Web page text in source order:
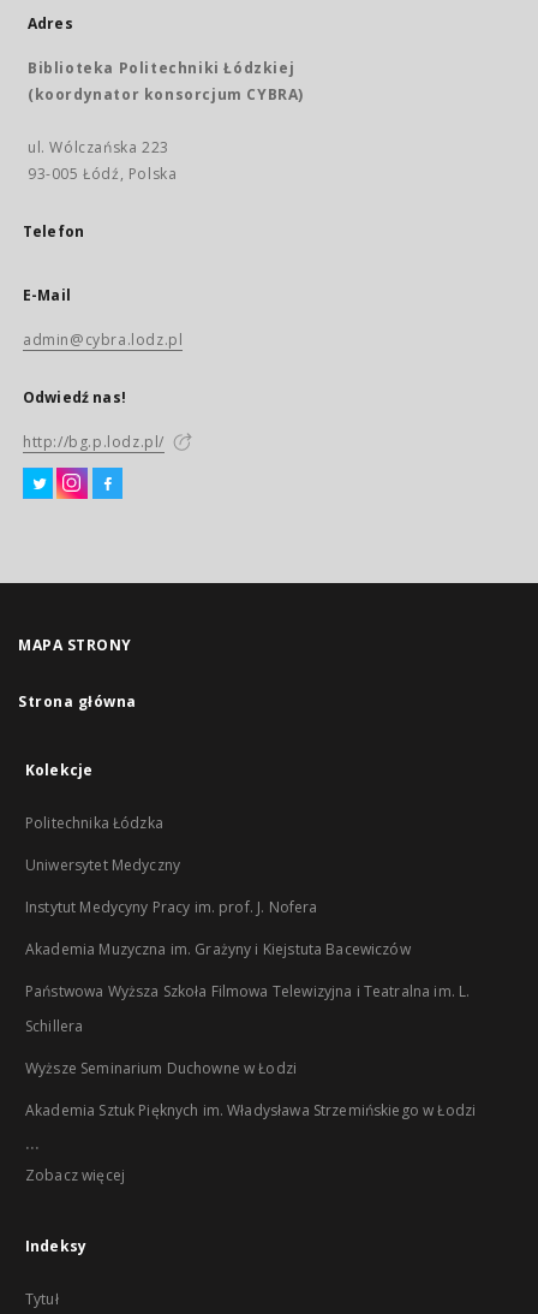
Adres
Biblioteka Politechniki Łódzkiej
(koordynator konsorcjum CYBRA)
ul. Wólczańska 223
93-005 Łódź, Polska
Telefon
E-Mail
admin@cybra.lodz.pl
Odwiedź nas!
http://bg.p.lodz.pl/
MAPA STRONY
Strona główna
Kolekcje
Politechnika Łódzka
Uniwersytet Medyczny
Instytut Medycyny Pracy im. prof. J. Nofera
Akademia Muzyczna im. Grażyny i Kiejstuta Bacewiczów
Państwowa Wyższa Szkoła Filmowa Telewizyjna i Teatralna im. L.
Schillera
Wyższe Seminarium Duchowne w Łodzi
Akademia Sztuk Pięknych im. Władysława Strzemińskiego w Łodzi
...
Zobacz więcej
Indeksy
Tytuł